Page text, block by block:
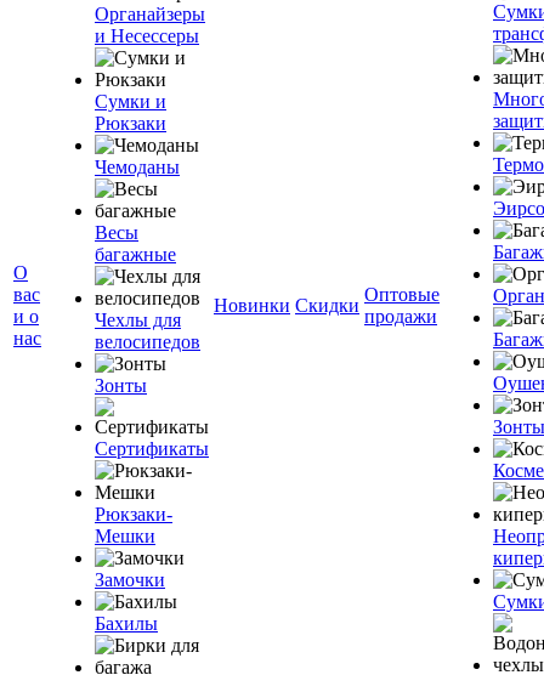
О
вас
и о
нас
Органайзеры
и Несессеры
Сумки и
Рюкзаки
Чемоданы
Весы
багажные
Чехлы для
велосипедов
Зонты
Сертификаты
Рюкзаки-
Мешки
Замочки
Бахилы
Новинки Скидки
Оптовые
продажи
Зонты